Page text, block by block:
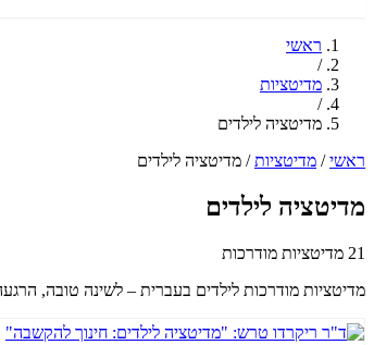
ראשי
/
מדיטציות
/
מדיטציה לילדים
ראשי / מדיטציות / מדיטציה לילדים
מדיטציה לילדים
21 מדיטציות מודרכות
מדיטציות מודרכות לילדים בעברית – לשינה טובה, הרגעה, ריכוז וחיזוק ביטחון